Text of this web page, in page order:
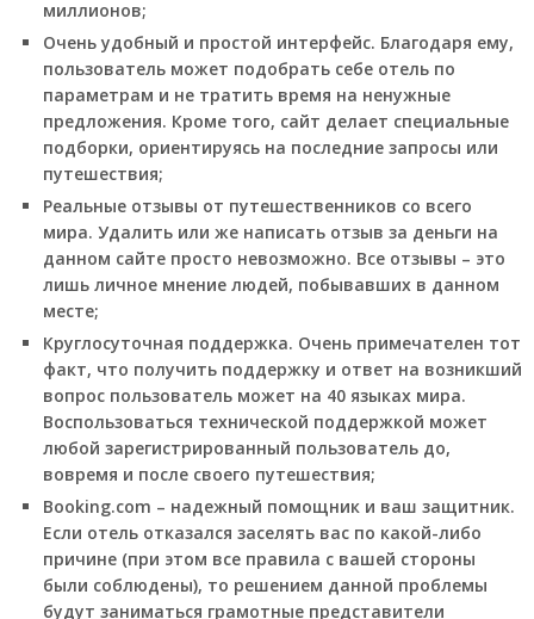
миллионов;
Очень удобный и простой интерфейс. Благодаря ему,
пользователь может подобрать себе отель по
параметрам и не тратить время на ненужные
предложения. Кроме того, сайт делает специальные
подборки, ориентируясь на последние запросы или
путешествия;
Реальные отзывы от путешественников со всего
мира. Удалить или же написать отзыв за деньги на
данном сайте просто невозможно. Все отзывы – это
лишь личное мнение людей, побывавших в данном
месте;
Круглосуточная поддержка. Очень примечателен тот
факт, что получить поддержку и ответ на возникший
вопрос пользователь может на 40 языках мира.
Воспользоваться технической поддержкой может
любой зарегистрированный пользователь до,
вовремя и после своего путешествия;
Booking.com – надежный помощник и ваш защитник.
Если отель отказался заселять вас по какой-либо
причине (при этом все правила с вашей стороны
были соблюдены), то решением данной проблемы
будут заниматься грамотные представители